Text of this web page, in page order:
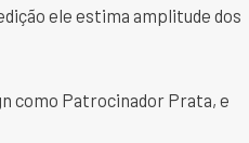
ele estima amplitude dos
como Patrocinador Prata, e